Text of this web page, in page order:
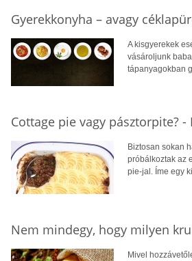
Gyerekkonyha – avagy
A kisgyerekek
vásároljunk
tápanyagokban
Cottage pie vagy pásztorpite? -
Biztosan sokan
próbálkoztak az
pie-jal. Íme egy
Nem mindegy, hogy milyen
Mivel